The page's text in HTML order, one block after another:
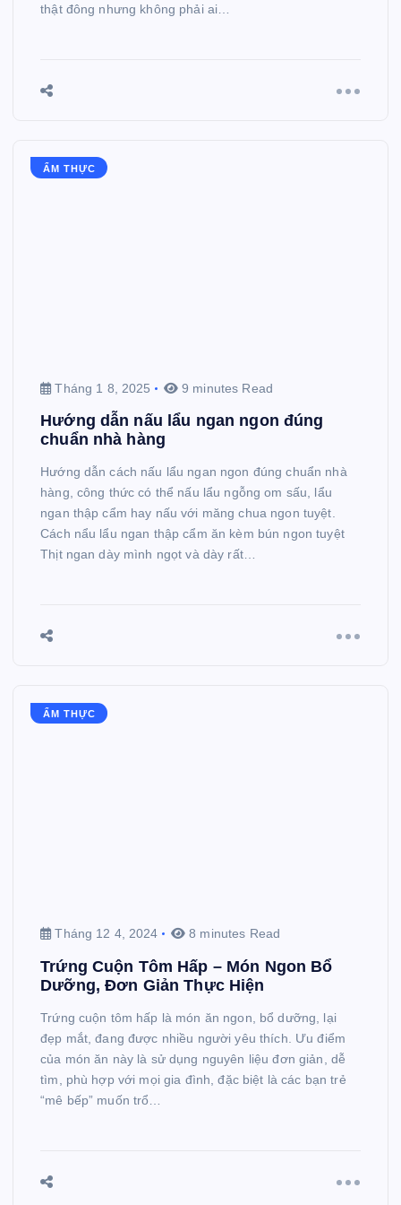
thật đông nhưng không phải ai…
ẨM THỰC
Tháng 1 8, 2025 9 minutes Read
Hướng dẫn nấu lẩu ngan ngon đúng
chuẩn nhà hàng
Hướng dẫn cách nấu lẩu ngan ngon đúng chuẩn nhà
hàng, công thức có thể nấu lẩu ngỗng om sấu, lẩu
ngan thập cẩm hay nấu với măng chua ngon tuyệt.
Cách nẩu lẩu ngan thập cẩm ăn kèm bún ngon tuyệt
Thịt ngan dày mình ngọt và dày rất…
ẨM THỰC
Tháng 12 4, 2024 8 minutes Read
Trứng Cuộn Tôm Hấp – Món Ngon Bổ
Dưỡng, Đơn Giản Thực Hiện
Trứng cuộn tôm hấp là món ăn ngon, bổ dưỡng, lại
đẹp mắt, đang được nhiều người yêu thích. Ưu điểm
của món ăn này là sử dụng nguyên liệu đơn giản, dễ
tìm, phù hợp với mọi gia đình, đặc biệt là các bạn trẻ
“mê bếp” muốn trổ…